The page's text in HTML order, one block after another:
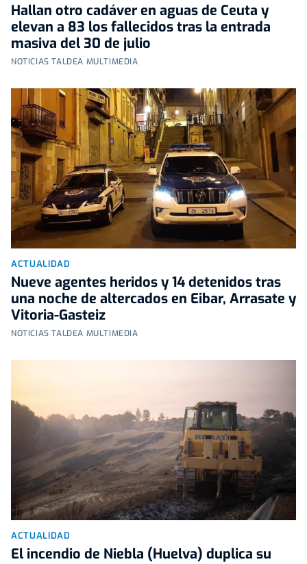
Hallan otro cadáver en aguas de Ceuta y
elevan a 83 los fallecidos tras la entrada
masiva del 30 de julio
NOTICIAS TALDEA MULTIMEDIA
ACTUALIDAD
Nueve agentes heridos y 14 detenidos tras
una noche de altercados en Eibar, Arrasate y
Vitoria-Gasteiz
NOTICIAS TALDEA MULTIMEDIA
ACTUALIDAD
El incendio de Niebla (Huelva) duplica su